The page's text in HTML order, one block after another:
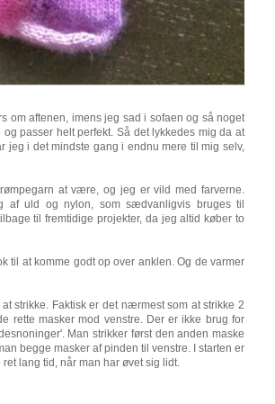
om aftenen, imens jeg sad i sofaen og så noget
passer helt perfekt. Så det lykkedes mig da at
jeg i det mindste gang i endnu mere til mig selv,
at være, og jeg er vild med farverne.
af uld og nylon, som sædvanligvis bruges til
til fremtidige projekter, da jeg altid køber to
til at komme godt op over anklen. Og de varmer
strikke. Faktisk er det nærmest som at strikke 2
rette masker mod venstre. Der er ikke brug for
Man strikker først den anden maske
begge masker af pinden til venstre. I starten er
lang tid, når man har øvet sig lidt.